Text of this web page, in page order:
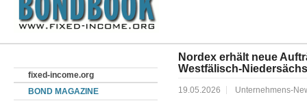
Nordex erhält neue
19.05.2026 Unternehmens-
fixed-income.org
BOND MAGAZINE